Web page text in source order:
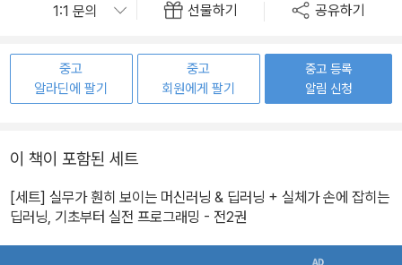
선물하기 공유하기
중고
알라딘에 팔기
중고
회원에게 팔기
중고 등록
알림 신청
이 책이 포함된 세트
[세트] 실무가 훤히 보이는 머신러닝 & 딥러닝 + 실체가 손에 잡히는
딥러닝, 기초부터 실전 프로그래밍 - 전2권